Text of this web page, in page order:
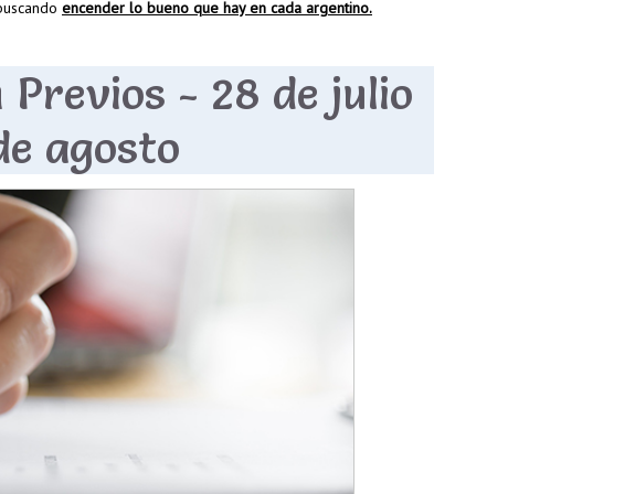
encender lo bueno que hay en cada argentino.
Previos - 28 de julio
agosto